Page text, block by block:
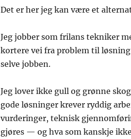
Det er her jeg kan være et
Jeg jobber som frilans tekniker
kortere vei fra problem til
selve jobben.
Jeg lover ikke gull og grønne
gode løsninger krever ryddig
vurderinger, teknisk
gjøres — og hva som kanskje